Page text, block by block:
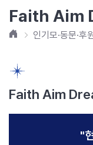
Faith Aim
홈 인기모·동문·후
Faith Aim
"